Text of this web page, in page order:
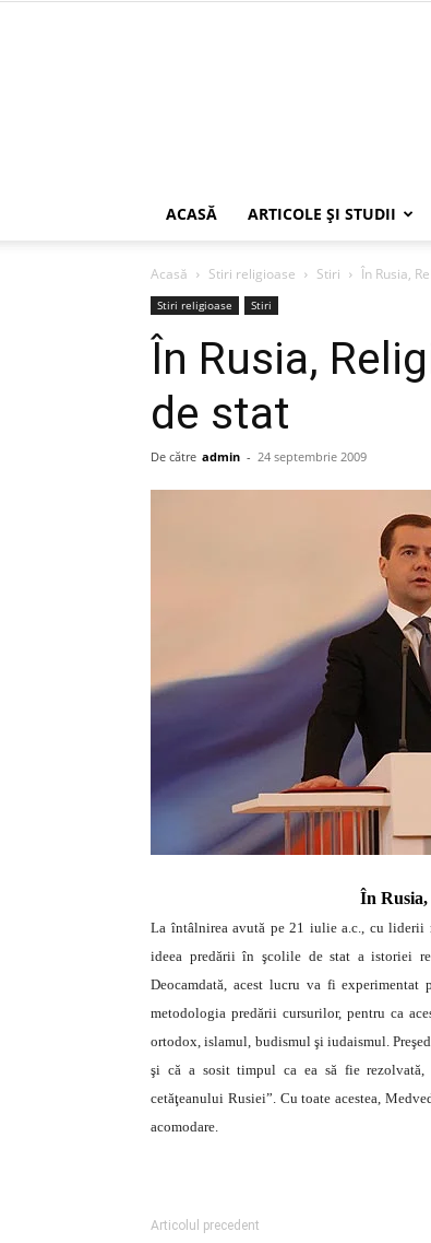
ACASĂ ARTICOLE ŞI STUDII
Acasă Stiri religioase Stiri În Rusia,
Stiri religioase Stiri
În Rusia,
de stat
De către admin - 24 septembrie 2009
În Rusia,
La întâlnirea avută pe 21 iulie a.c., cu liderii
ideea predării în şcolile de stat a istoriei
Deocamdată, acest lucru va fi
metodologia predării cursurilor, pentru ca
ortodox, islamul, budismul şi iudaismul.
şi că a sosit timpul ca ea să fie rezolvată,
cetăţeanului Rusiei”. Cu toate acestea,
acomodare.
Articolul precedent